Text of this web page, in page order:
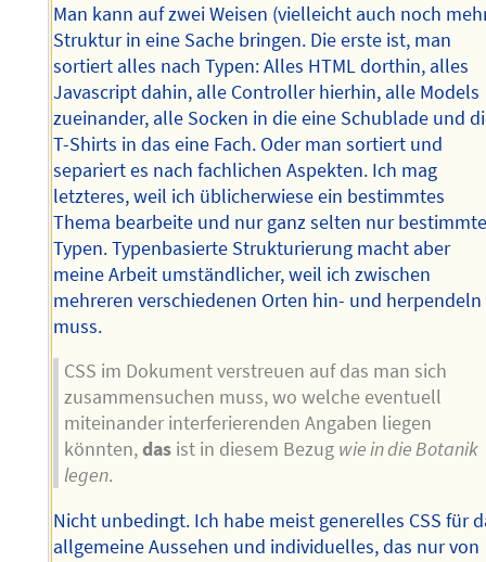
Man kann auf zwei Weisen (vielleicht auch noch
Struktur in eine Sache bringen. Die erste ist, man
sortiert alles nach Typen: Alles HTML dorthin, alles
Javascript dahin, alle Controller hierhin, alle Models
zueinander, alle Socken in die eine Schublade und
T-Shirts in das eine Fach. Oder man sortiert und
separiert es nach fachlichen Aspekten. Ich mag
letzteres, weil ich üblicherwiese ein bestimmtes
Thema bearbeite und nur ganz selten nur
Typen. Typenbasierte Strukturierung macht aber
meine Arbeit umständlicher, weil ich zwischen
mehreren verschiedenen Orten hin- und herpendeln
muss.
CSS im Dokument verstreuen auf das man sich
zusammensuchen muss, wo welche eventuell
miteinander interferierenden Angaben liegen
könnten,das ist in diesem Bezug wie in die Botanik
legen.
Nicht unbedingt. Ich habe meist generelles CSS für
allgemeine Aussehen und individuelles, das nur von